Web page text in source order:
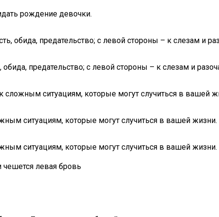
рождение девочки.
обида, предательство; с левой стороны – к слезам и
предательство; с левой стороны – к слезам и
сложным ситуациям, которые могут случиться в вашей
ситуациям, которые могут случиться в вашей жизни.
ситуациям, которые могут случиться в вашей жизни.